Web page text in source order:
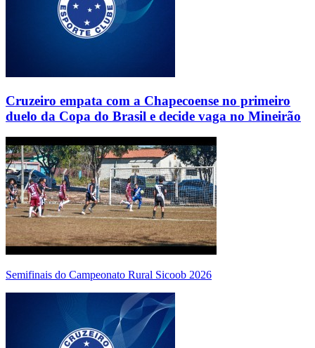
Cruzeiro empata com a Chapecoense no primeiro
duelo da Copa do Brasil e decide vaga no Mineirão
Semifinais do Campeonato Rural Sicoob 2026